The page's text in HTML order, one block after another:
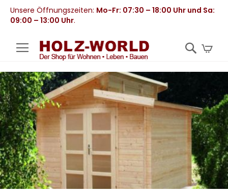
Unsere Öffnungszeiten: Mo-Fr: 07:30 – 18:00 Uhr und Sa:
09:00 – 13:00 Uhr.